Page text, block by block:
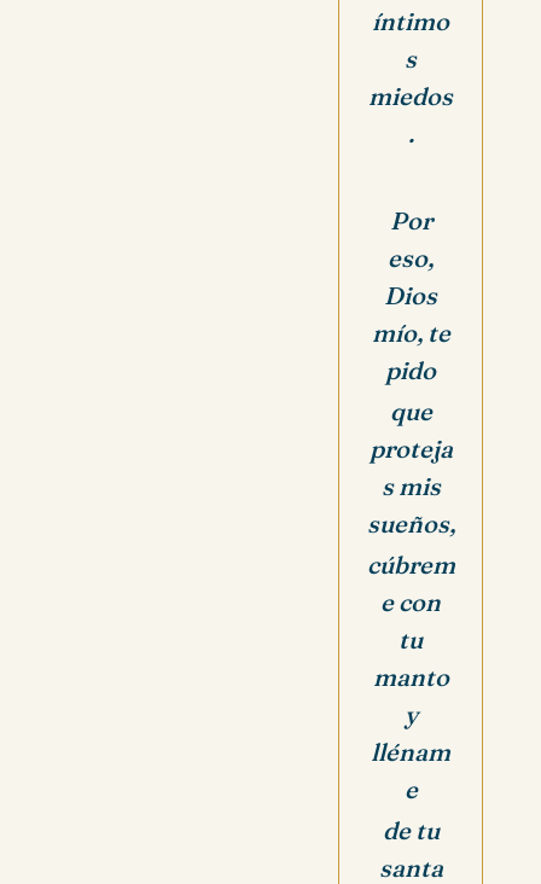
íntimo
s
miedos
.
Por
eso,
Dios
mío, te
pido
que
proteja
s mis
sueños,
cúbrem
e con
tu
manto
y
llénam
e
de tu
santa